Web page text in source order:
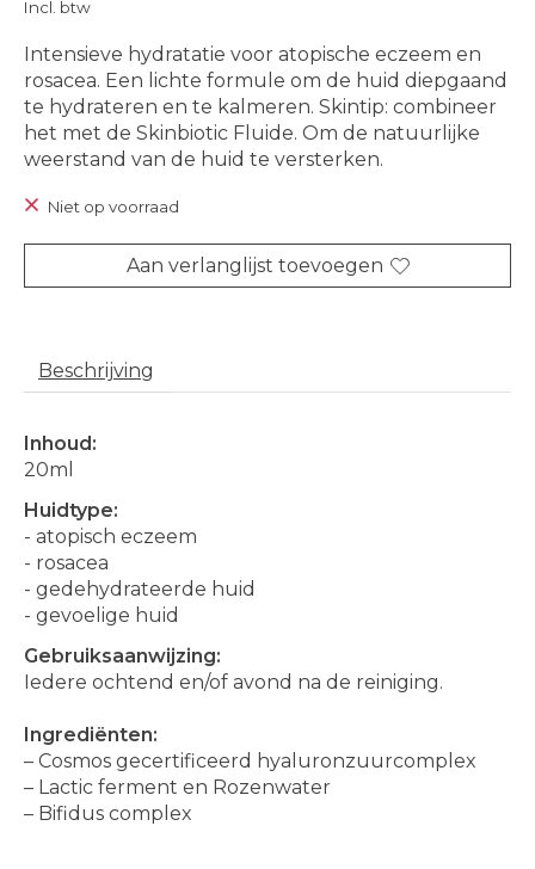
Incl. btw
Intensieve hydratatie voor atopische eczeem en
rosacea. Een lichte formule om de huid diepgaand
te hydrateren en te kalmeren. Skintip: combineer
het met de Skinbiotic Fluide. Om de natuurlijke
weerstand van de huid te versterken.
Niet op voorraad
Aan verlanglijst toevoegen
Beschrijving
Inhoud:
20ml
Huidtype:
- atopisch eczeem
- rosacea
- gedehydrateerde huid
- gevoelige huid
Gebruiksaanwijzing:
Iedere ochtend en/of avond na de reiniging.
Ingrediënten:
– Cosmos gecertificeerd hyaluronzuurcomplex
– Lactic ferment en Rozenwater
– Bifidus complex